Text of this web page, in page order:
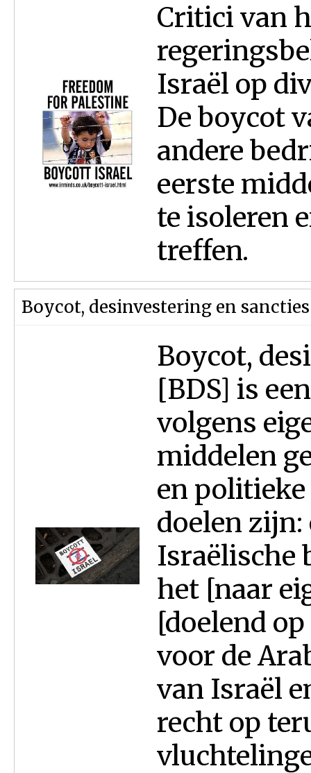
Critici van
Israël op
De boycot
andere
eerste
te isoleren
treffen.
Boycot, desinvestering en
Boycot,
[BDS] is
volgens
middelen
en politieke
doelen zijn:
Israëlische
het [naar
[doelend
voor de
van Israël
recht op